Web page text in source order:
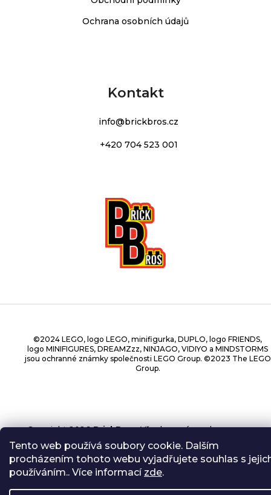
Tento web používá soubory cookie. Dalším
procházením tohoto webu vyjadřujete souhlas s
používáním.. Více informací zde.
Ochrana osobních údajů
Kontakt
info@brickbros.cz
+420 704 523 001
©2024 LEGO, logo LEGO, minifigurka, DUPLO, logo FRIENDS,
logo MINIFIGURES, DREAMZzz, NINJAGO, VIDIYO a MINDSTORMS
jsou ochranné známky společnosti LEGO Group. ©2023 The LEGO
Group.
Copyright 2026BrickBros. Všechna práva vyhrazena.